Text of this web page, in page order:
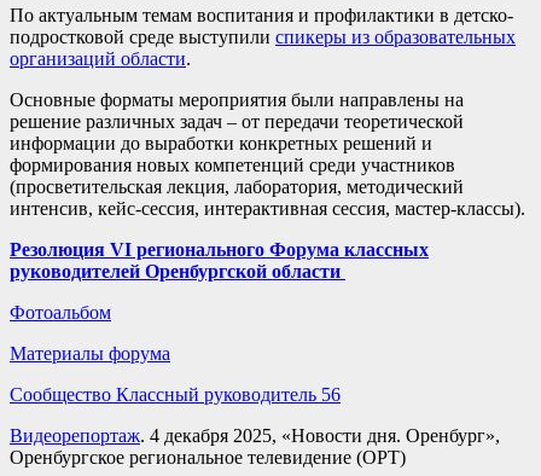
По актуальным темам воспитания и профилактики в детско-
подростковой среде выступили спикеры из образовательных
организаций области.
Основные форматы мероприятия были направлены на
решение различных задач – от передачи теоретической
информации до выработки конкретных решений и
формирования новых компетенций среди участников
(просветительская лекция, лаборатория, методический
интенсив, кейс-сессия, интерактивная сессия, мастер-классы).
Резолюция VI регионального Форума классных
руководителей Оренбургской области
Фотоальбом
Материалы форума
Сообщество Классный руководитель 56
Видеорепортаж. 4 декабря 2025, «Новости дня. Оренбург»,
Оренбургское региональное телевидение (ОРТ)